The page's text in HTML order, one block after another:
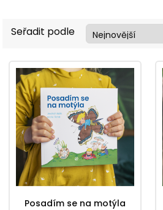
Seřadit podle
Posadím se na motýla